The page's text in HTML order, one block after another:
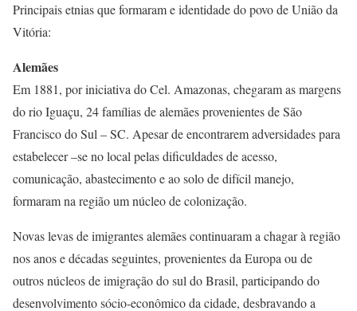
Principais etnias que formaram e identidade do povo de União da
Vitória:
Alemães
Em 1881, por iniciativa do Cel. Amazonas, chegaram as margens
do rio Iguaçu, 24 famílias de alemães provenientes de São
Francisco do Sul – SC. Apesar de encontrarem adversidades para
estabelecer –se no local pelas dificuldades de acesso,
comunicação, abastecimento e ao solo de difícil manejo,
formaram na região um núcleo de colonização.
Novas levas de imigrantes alemães continuaram a chagar à região
nos anos e décadas seguintes, provenientes da Europa ou de
outros núcleos de imigração do sul do Brasil, participando do
desenvolvimento sócio-econômico da cidade, desbravando a